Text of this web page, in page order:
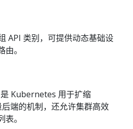
API 类别，可提供动态基础设
。
Kubernetes 用于扩缩
端的机制，还允许集群高效
。